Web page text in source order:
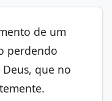
de um
perdendo
que no